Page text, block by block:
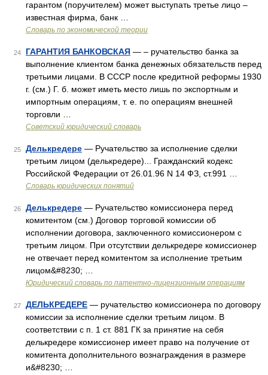
гарантом (поручителем) может выступать третье лицо –
известная фирма, банк …
Словарь по экономической теории
24 ГАРАНТИЯ БАНКОВСКАЯ — – ручательство банка за
выполнение клиентом банка денежных обязательств перед
третьими лицами. В СССР после кредитной реформы 1930
г. (см.) Г. б. может иметь место лишь по экспортным и
импортным операциям, т. е. по операциям внешней
торговли …
Советский юридический словарь
25 Делькредере — Ручательство за исполнение сделки
третьим лицом (делькредере)... Гражданский кодекс
Российской Федерации от 26.01.96 N 14 ФЗ, ст.991 …
Словарь юридических понятий
26 Делькредере — Ручательство комиссионера перед
комитентом (см.) Договор торговой комиссии об
исполнении договора, заключенного комиссионером с
третьим лицом. При отсутствии делькредере комиссионер
не отвечает перед комитентом за исполнение третьим
лицом&#8230; …
Юридический словарь по патентно-лицензионным операциям
27 ДЕЛЬКРЕДЕРЕ — ручательство комиссионера по договору
комиссии за исполнение сделки третьим лицом. В
соответствии с п. 1 ст. 881 ГК за принятие на себя
делькредере комиссионер имеет право на получение от
комитента дополнительного вознаграждения в размере
и&#8230; …